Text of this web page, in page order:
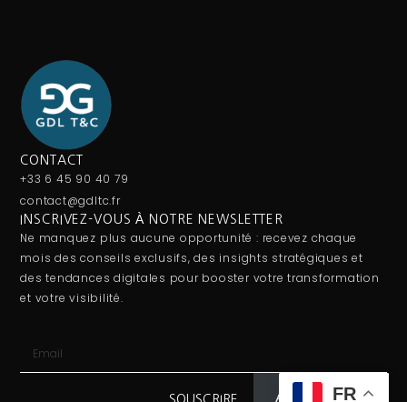
CONTACT
+33 6 45 90 40 79
contact@gdltc.fr
INSCRIVEZ-VOUS À NOTRE NEWSLETTER
Ne manquez plus aucune opportunité : recevez chaque
mois des conseils exclusifs, des insights stratégiques et
des tendances digitales pour booster votre transformation
et votre visibilité.
SOUSCRIRE FR
Abonnez-vous